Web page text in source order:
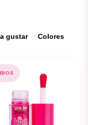
gustar Colores